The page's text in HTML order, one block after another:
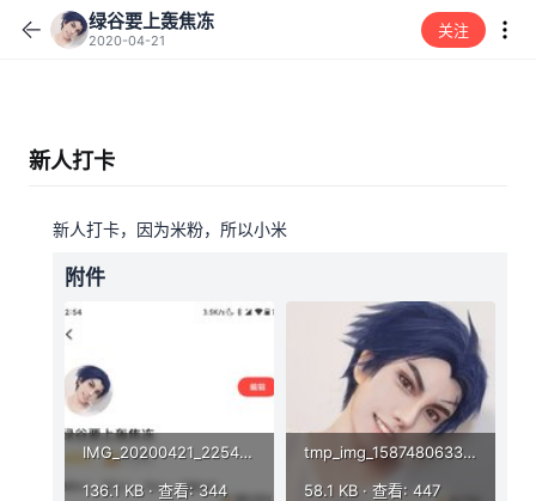
绿谷要上轰焦冻
2020-04-21
关注
新人打卡
新人打卡，因为米粉，所以小米
附件
IMG_20200421_225431.jpg
136.1 KB · 查看: 344
tmp_img_1587480633471.jpeg
58.1 KB · 查看: 447